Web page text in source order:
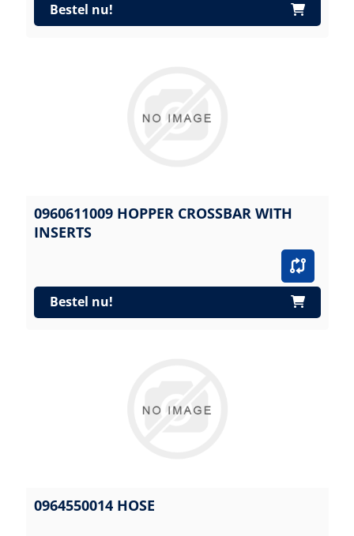
Bestel nu!
0960611009 HOPPER CROSSBAR WITH
INSERTS
Bestel nu!
0964550014 HOSE